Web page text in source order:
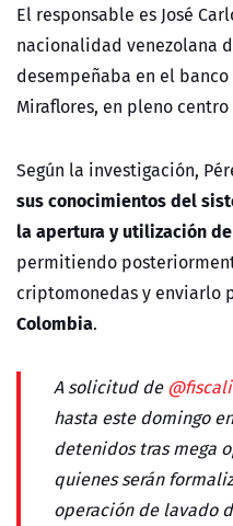
El responsable es José
nacionalidad venezolana
desempeñaba en el
Miraflores, en pleno
Según la investigación,
sus conocimientos del
la apertura y utilización
permitiendo
criptomonedas y enviarlo
Colombia.
A solicitud de
hasta este domingo
detenidos tras mega
quienes serán
operación de lavado